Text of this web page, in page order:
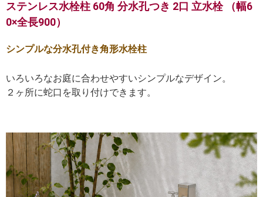
ステンレス水栓柱 60角 分水孔つき 2口 立水栓 （幅6
0×全長900）
シンプルな分水孔付き角形水栓柱
いろいろなお庭に合わせやすいシンプルなデザイン。
２ヶ所に蛇口を取り付けできます。